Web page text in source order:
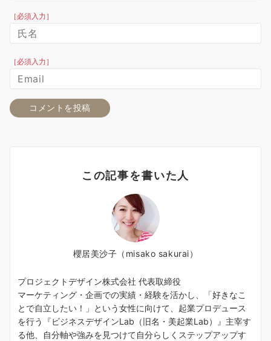
［必須入力］
［必須入力］
この記事を書いた人
櫻居美沙子（misako sakurai）
プロジェクトデザイン株式会社 代表取締役
マーケティング・企画での実績・経験を活かし、「好きなこ
とで自立したい！」という女性に向けて、起業プロデュース
を行う『ビジネスデザインLab（旧名・美起業Lab）』主宰す
る他、自分軸や強みを見つけて自分らしくステップアップす